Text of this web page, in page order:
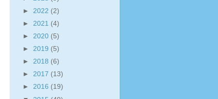
► 2022 (2)
► 2021 (4)
► 2020 (5)
► 2019 (5)
► 2018 (6)
► 2017 (13)
► 2016 (19)